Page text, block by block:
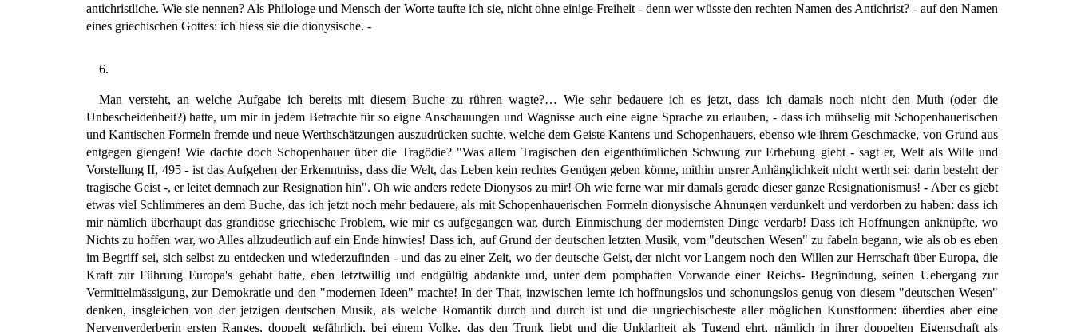
antichristliche. Wie sie nennen? Als Philologe und Mensch der Worte taufte ich sie, nicht ohne einige Freiheit - denn wer wüsste den rechten Namen des Antichrist? - auf den Namen
eines griechischen Gottes: ich hiess sie die dionysische. -
6.
Man versteht, an welche Aufgabe ich bereits mit diesem Buche zu rühren wagte?… Wie sehr bedauere ich es jetzt, dass ich damals noch nicht den Muth (oder die
Unbescheidenheit?) hatte, um mir in jedem Betrachte für so eigne Anschauungen und Wagnisse auch eine eigne Sprache zu erlauben, - dass ich mühselig mit Schopenhauerischen
und Kantischen Formeln fremde und neue Werthschätzungen auszudrücken suchte, welche dem Geiste Kantens und Schopenhauers, ebenso wie ihrem Geschmacke, von Grund aus
entgegen giengen! Wie dachte doch Schopenhauer über die Tragödie? "Was allem Tragischen den eigenthümlichen Schwung zur Erhebung giebt - sagt er, Welt als Wille und
Vorstellung II, 495 - ist das Aufgehen der Erkenntniss, dass die Welt, das Leben kein rechtes Genügen geben könne, mithin unsrer Anhänglichkeit nicht werth sei: darin besteht der
tragische Geist -, er leitet demnach zur Resignation hin". Oh wie anders redete Dionysos zu mir! Oh wie ferne war mir damals gerade dieser ganze Resignationismus! - Aber es giebt
etwas viel Schlimmeres an dem Buche, das ich jetzt noch mehr bedauere, als mit Schopenhauerischen Formeln dionysische Ahnungen verdunkelt und verdorben zu haben: dass ich
mir nämlich überhaupt das grandiose griechische Problem, wie mir es aufgegangen war, durch Einmischung der modernsten Dinge verdarb! Dass ich Hoffnungen anknüpfte, wo
Nichts zu hoffen war, wo Alles allzudeutlich auf ein Ende hinwies! Dass ich, auf Grund der deutschen letzten Musik, vom "deutschen Wesen" zu fabeln begann, wie als ob es eben
im Begriff sei, sich selbst zu entdecken und wiederzufinden - und das zu einer Zeit, wo der deutsche Geist, der nicht vor Langem noch den Willen zur Herrschaft über Europa, die
Kraft zur Führung Europa's gehabt hatte, eben letztwillig und endgültig abdankte und, unter dem pomphaften Vorwande einer Reichs- Begründung, seinen Uebergang zur
Vermittelmässigung, zur Demokratie und den "modernen Ideen" machte! In der That, inzwischen lernte ich hoffnungslos und schonungslos genug von diesem "deutschen Wesen"
denken, insgleichen von der jetzigen deutschen Musik, als welche Romantik durch und durch ist und die ungriechischeste aller möglichen Kunstformen: überdies aber eine
Nervenverderberin ersten Ranges, doppelt gefährlich, bei einem Volke, das den Trunk liebt und die Unklarheit als Tugend ehrt, nämlich in ihrer doppelten Eigenschaft als